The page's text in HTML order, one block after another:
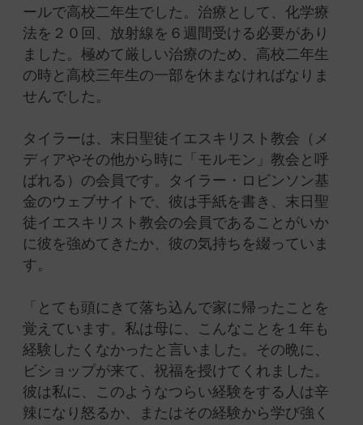
ールで高校二年生でした。治療として、化学療
法を２０回、放射線を６週間受ける必要があり
ました。極めて厳しい治療のため、高校二年生
の時と高校三年生の一部を休まなければなりま
せんでした。
タイラーは、末日聖徒イエスキリスト教会（メ
ディアやその他から時に「モルモン」教会と呼
ばれる）の会員です。タイラー・ロビンソン基
金のウェブサイトで、彼は手紙を書き、末日聖
徒イエスキリスト教会の会員であることがいか
に彼を強めてきたか、彼の気持ちを綴っていま
す。
「とても頭にきて落ち込んで家に帰ったことを
覚えています。私は母に、こんなことを１年も
経験したくなかったと言いました。その晩に、
ビショップが来て、祝福を授けてくれました。
彼は私に、このようなつらい経験をする人は辛
辣になり怒るか、またはその経験から学び強く